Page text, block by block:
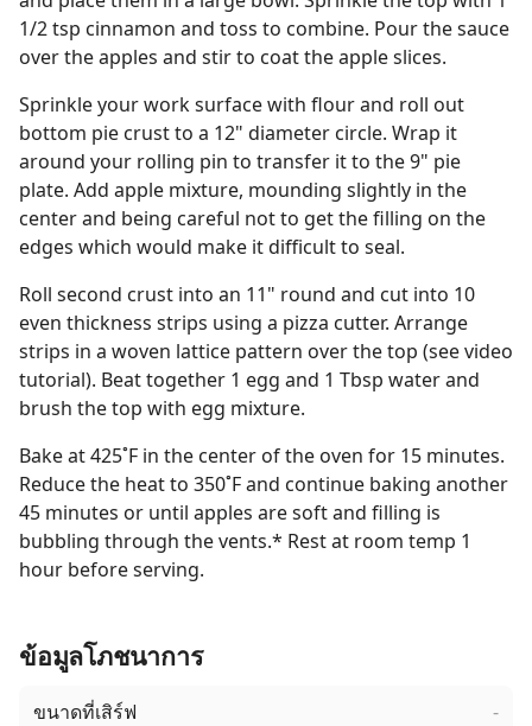
1/2 tsp cinnamon and toss to combine. Pour the sauce
over the apples and stir to coat the apple slices.
Sprinkle your work surface with flour and roll out
bottom pie crust to a 12" diameter circle. Wrap it
around your rolling pin to transfer it to the 9" pie
plate. Add apple mixture, mounding slightly in the
center and being careful not to get the filling on the
edges which would make it difficult to seal.
Roll second crust into an 11" round and cut into 10
even thickness strips using a pizza cutter. Arrange
strips in a woven lattice pattern over the top (see video
tutorial). Beat together 1 egg and 1 Tbsp water and
brush the top with egg mixture.
Bake at 425˚F in the center of the oven for 15 minutes.
Reduce the heat to 350˚F and continue baking another
45 minutes or until apples are soft and filling is
bubbling through the vents.* Rest at room temp 1
hour before serving.
ข้อมูลโภชนาการ
ขนาดที่เสิร์ฟ -